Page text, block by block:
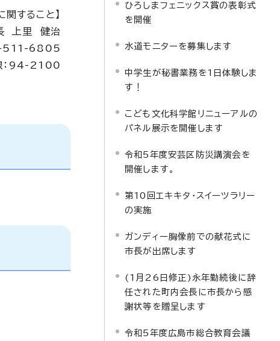
すること】
上里 健治
511-6805
：94-2100
ひろしまフェニックス賞の表彰式
を開催
水道モニターを募集します
中学生が秘書業務を1日体験しま
す！
こども文化科学館リニューアルの
パネル展示を開催します
令和5年度安芸区防災講演会を
開催します。
第10回エキキタ・スイーツラリー
の実施
ガンディー胸像前での献花式に
市長が出席します
(1月26日修正)永年勤続後に辞
任された町内会長に市長から感
謝状等を贈呈します
令和5年度広島市総合教育会議